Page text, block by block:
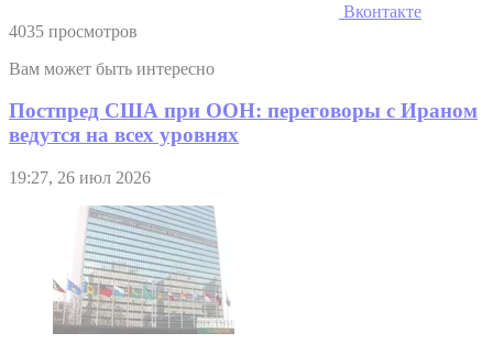
Вконтакте
4035 просмотров
Вам может быть интересно
Постпред США при ООН: переговоры с Ираном
ведутся на всех уровнях
19:27, 26 июл 2026